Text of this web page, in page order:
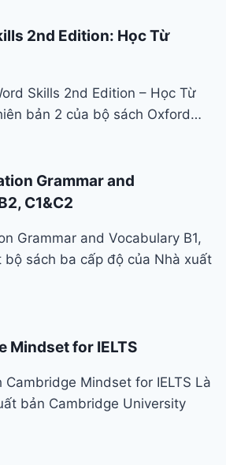
2nd Edition: Học Từ
Skills 2nd Edition – Học Từ
bản 2 của bộ sách Oxford…
Grammar and
C1&C2
Grammar and Vocabulary B1,
bộ sách ba cấp độ của Nhà xuất
Mindset for IELTS
Mindset for IELTS Là
bản Cambridge University